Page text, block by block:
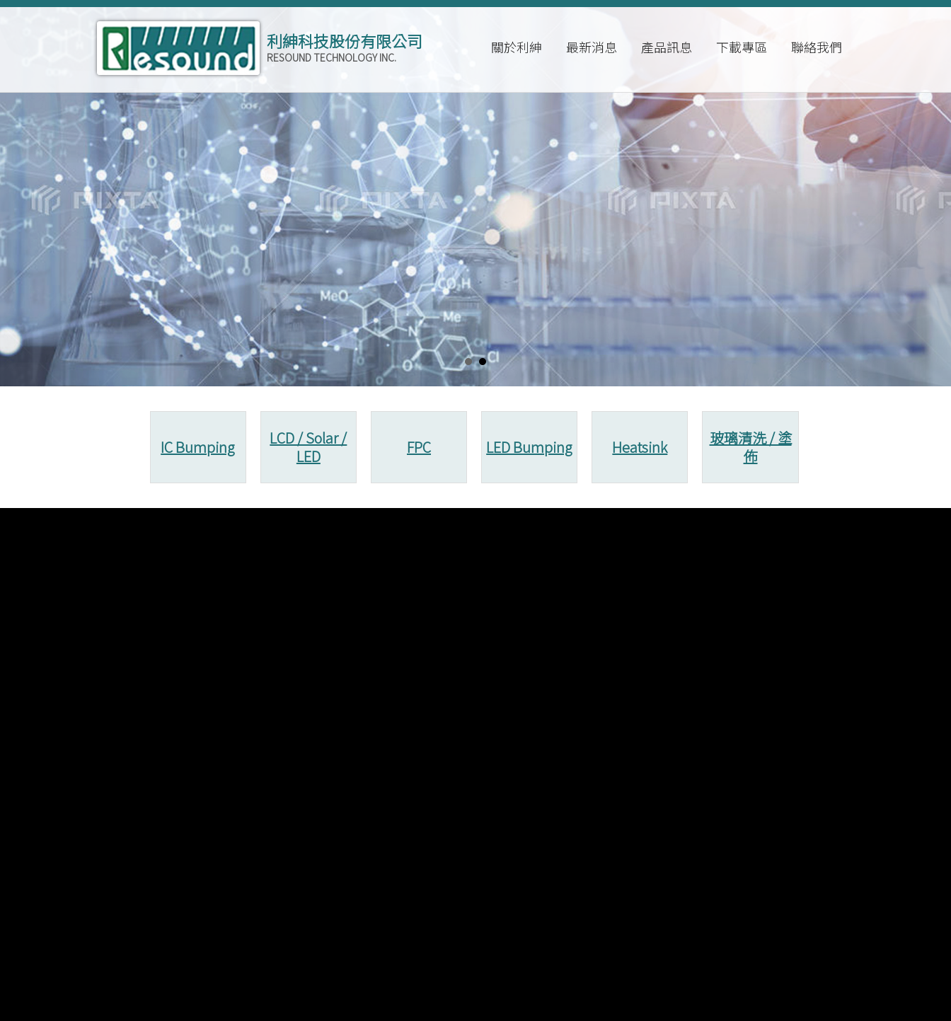
利紳科技股份有限公司
RESOUND TECHNOLOGY INC.
關於利紳 最新消息 產品訊息 下載專區 聯絡我們
IC Bumping
LCD / Solar /
LED
FPC LED Bumping Heatsink
玻璃清洗 / 塗
佈